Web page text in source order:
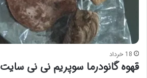
18 خرداد
قهوه گانودرما سوپریم نی نی سایت